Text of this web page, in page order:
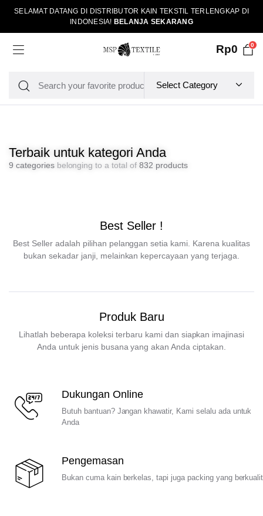
SELAMAT DATANG DI DISTRIBUTOR KAIN TEKSTIL TERLENGKAP DI
INDONESIA! BELANJA SEKARANG
Rp0 0
Terbaik untuk kategori Anda
9 categoriesbelonging to a total of 832 products
Best Seller !
Best Seller adalah pilihan pelanggan setia kami. Karena kualitas
bukan sekadar janji, melainkan kepercayaan yang terjaga.
Produk Baru
Lihatlah beberapa koleksi terbaru kami dan siapkan imajinasi
Anda untuk jenis busana yang akan Anda ciptakan.
Dukungan Online
Butuh bantuan? Jangan khawatir, Kami selalu ada untuk
Anda
Pengemasan
Bukan cuma kain berkelas, tapi juga packing yang